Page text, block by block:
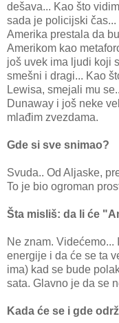
dešava... Kao što
sada je policijski
Amerika prestala da
Amerikom kao
još uvek ima ljudi koji
smešni i dragi... Kao
Lewisa, smejali mu
Dunaway i još neke
mlađim zvezdama.
Gde si sve snimao?
Svuda.. Od Aljaske,
To je bio ogroman
Šta misliš: da li će
Ne znam.
energije i da će se ta
ima) kad se bude
sata. Glavno je da se
Kada će se i gde